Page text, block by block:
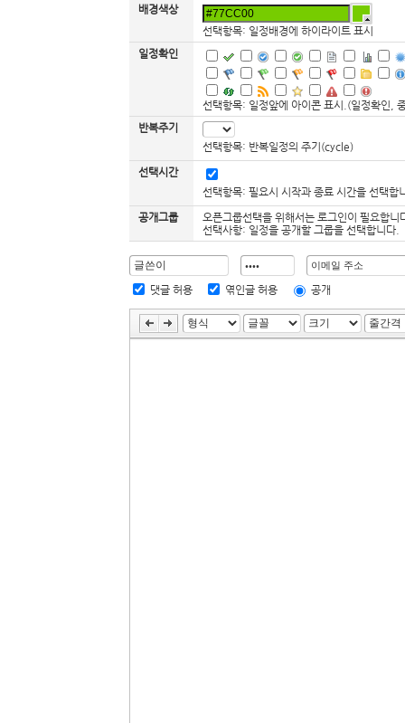
배경색상
선택항목: 일정배경에 하이라이트 표시
일정확인
선택항목: 일정앞에 아이콘 표시.(일정확인,
반복주기
선택항목: 반복일정의 주기(cycle)
선택시간
선택항목: 필요시 시작과 종료 시간을 선택합
공개그룹
오픈그룹선택을 위해서는 로그인이 필요합니
선택사항: 일정을 공개할 그룹을 선택합니다.
댓글 허용 엮인글 허용 공개